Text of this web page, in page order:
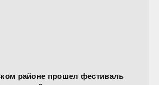
районе прошел фестиваль